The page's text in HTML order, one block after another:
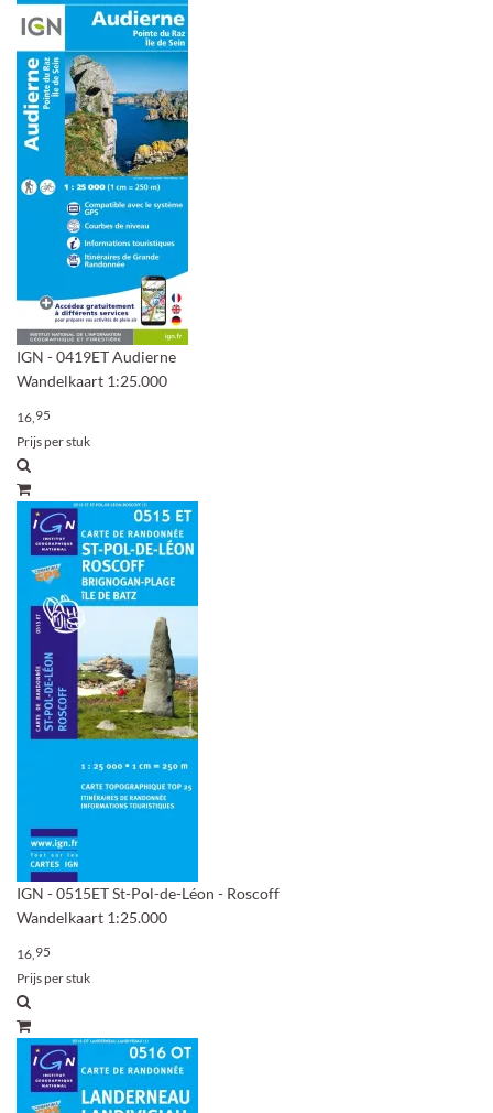
IGN - 0419ET Audierne
Wandelkaart 1:25.000
16,95
Prijs per stuk
IGN - 0515ET St-Pol-de-Léon - Roscoff
Wandelkaart 1:25.000
16,95
Prijs per stuk